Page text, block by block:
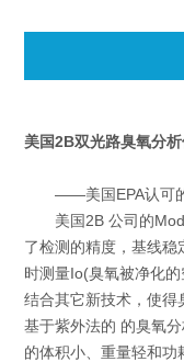
美国2B双光路臭氧分
——美国EPA认可的
美国2B 公司的
了检测的精度，基线稳
时测量Io(臭氧被净化
结合其它新技术，使
基于紫外法的 的臭氧
的体积小、重量轻和